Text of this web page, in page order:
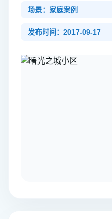
场景：家庭案例
发布时间：2017-09-17